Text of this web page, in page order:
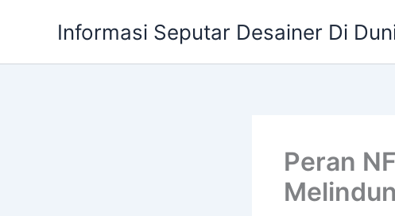
Informasi Seputar Desainer Di
Peran